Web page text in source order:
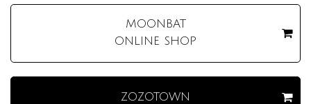
MOONBAT
ONLINE SHOP
ZOZOTOWN